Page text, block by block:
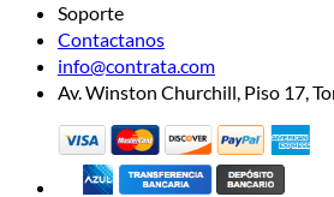
Soporte
Contactanos
info@contrata.com
Av. Winston Churchill, Piso 17,